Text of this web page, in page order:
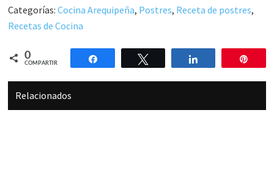
Categorías:Cocina Arequipeña, Postres, Receta de postres,
Recetas de Cocina
0
COMPARTIR
Compartir Compartir
Relacionados